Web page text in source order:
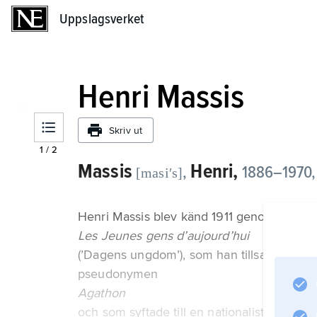
Uppslagsverket
1 /2
Henri Massis
Skriv ut
Massis [masiʹs], Henri,
Henri Massis blev känd 1911 genom en
Les Jeunes gens d’aujourd’­hui
(’Dagens ungdom’), som han
pseudonymen
Agathon
och som syftade till en nationalistisk